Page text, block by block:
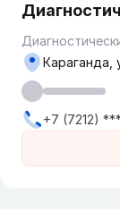
Караганда,
+7 (7212)